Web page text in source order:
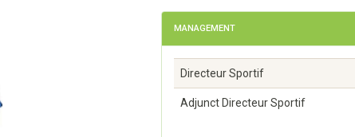
MANAGEMENT
Directeur Sportif
Adjunct Directeur Sportif